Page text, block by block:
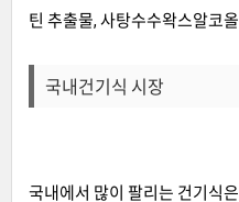
틴 추출물, 사탕수수왁스알코
국내건기식 시장
국내에서 많이 팔리는 건기식